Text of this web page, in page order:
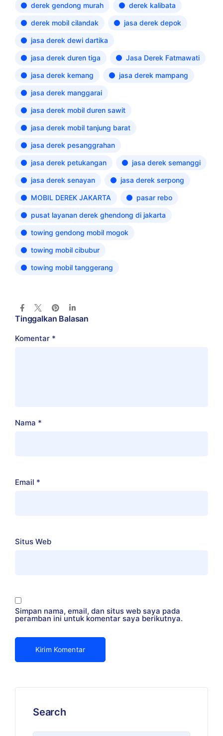
derek gendong murah derek kalibata
derek mobil cilandak jasa derek depok
jasa derek dewi dartika
jasa derek duren tiga Jasa Derek Fatmawati
jasa derek kemang jasa derek mampang
jasa derek manggarai
jasa derek mobil duren sawit
jasa derek mobil tanjung barat
jasa derek pesanggrahan
jasa derek petukangan jasa derek semanggi
jasa derek senayan jasa derek serpong
MOBIL DEREK JAKARTA pasar rebo
pusat layanan derek ghendong di jakarta
towing gendong mobil mogok
towing mobil cibubur
towing mobil tanggerang
Tinggalkan Balasan
Komentar *
Nama *
Email *
Situs Web
Simpan nama, email, dan situs web saya pada
peramban ini untuk komentar saya berikutnya.
Search